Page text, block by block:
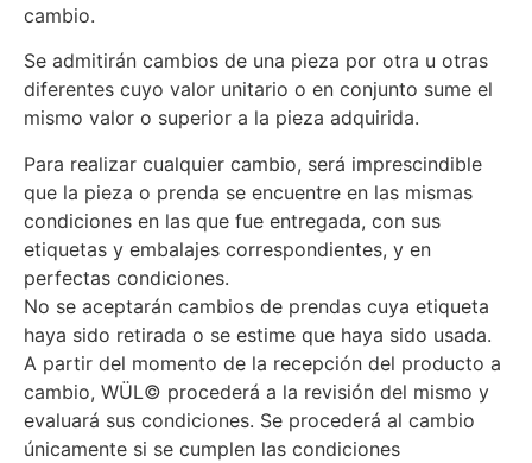
cambio.
Se admitirán cambios de una pieza por otra u otras
diferentes cuyo valor unitario o en conjunto sume el
mismo valor o superior a la pieza adquirida.
Para realizar cualquier cambio, será imprescindible
que la pieza o prenda se encuentre en las mismas
condiciones en las que fue entregada, con sus
etiquetas y embalajes correspondientes, y en
perfectas condiciones.
No se aceptarán cambios de prendas cuya etiqueta
haya sido retirada o se estime que haya sido usada.
A partir del momento de la recepción del producto a
cambio, WÜL© procederá a la revisión del mismo y
evaluará sus condiciones. Se procederá al cambio
únicamente si se cumplen las condiciones